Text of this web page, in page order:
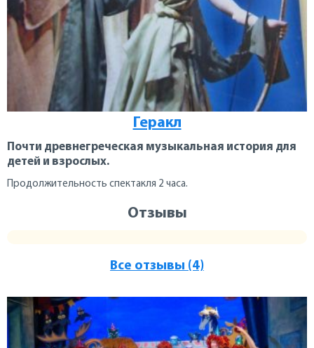
Геракл
Почти древнегреческая музыкальная история для
детей и взрослых.
Продолжительность спектакля 2 часа.
Отзывы
Все отзывы (4)